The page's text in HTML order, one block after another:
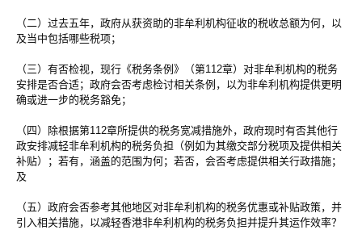
（二）过去五年，政府从获资助的非牟利机构征收的税收总额为何，以
及当中包括哪些税项；
（三）有否检视，现行《税务条例》（第112章）对非牟利机构的税务
安排是否合适；政府会否考虑检讨相关条例，以为非牟利机构提供更明
确或进一步的税务豁免；
（四）除根据第112章所提供的税务宽减措施外，政府现时有否其他行
政安排减轻非牟利机构的税务负担（例如为其缴交部分税项及提供相关
补贴）；若有，涵盖的范围为何；若否，会否考虑提供相关行政措施；
及
（五）政府会否参考其他地区对非牟利机构的税务优惠或补贴政策，并
引入相关措施，以减轻香港非牟利机构的税务负担并提升其运作效率？